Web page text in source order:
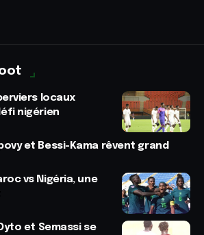
locaux
nigérien
et Bessi-Kama rêvent grand
vs Nigéria, une
et Semassi se